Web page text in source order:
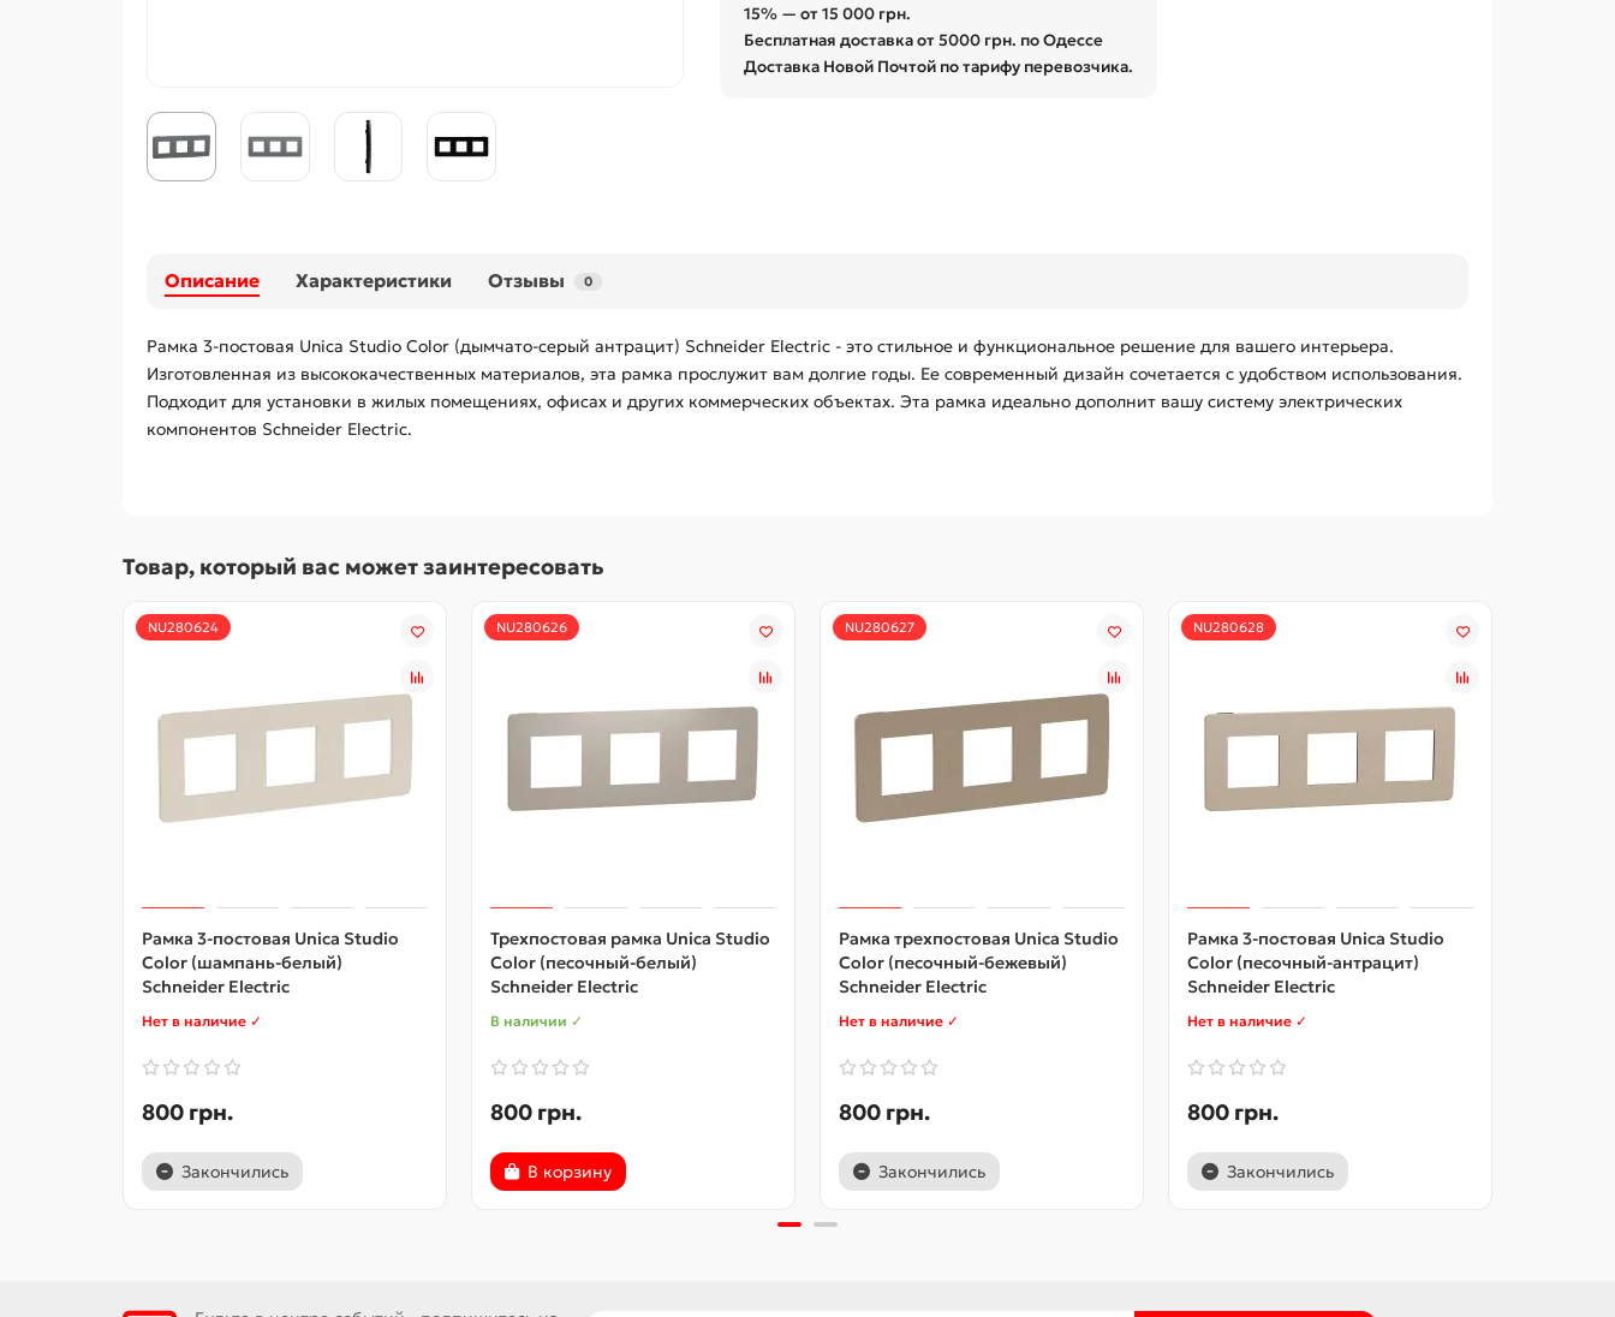
15% — от 15 000 грн.
Бесплатная доставка от 5000 грн. по Одессе
Доставка Новой Почтой по тарифу перевозчика.
Описание Характеристики Отзывы 0
Рамка 3-постовая Unica Studio Color (дымчато-серый антрацит) Schneider Electric - это стильное и функциональное решение для вашего интерьера.
Изготовленная из высококачественных материалов, эта рамка прослужит вам долгие годы. Ее современный дизайн сочетается с удобством использования.
Подходит для установки в жилых помещениях, офисах и других коммерческих объектах. Эта рамка идеально дополнит вашу систему электрических
компонентов Schneider Electric.
Товар, который вас может заинтересовать
NU280624
Рамка 3-постовая Unica Studio
Color (шампань-белый)
Schneider Electric
Нет в наличие ✓
800 грн.
Закончились
NU280626
Трехпостовая рамка Unica Studio
Color (песочный-белый)
Schneider Electric
В наличии ✓
800 грн.
В корзину
NU280627
Рамка трехпостовая Unica Studio
Color (песочный-бежевый)
Schneider Electric
Нет в наличие ✓
800 грн.
Закончились
NU280628
Рамка 3-постовая Unica Studio
Color (песочный-антрацит)
Schneider Electric
Нет в наличие ✓
800 грн.
Закончились